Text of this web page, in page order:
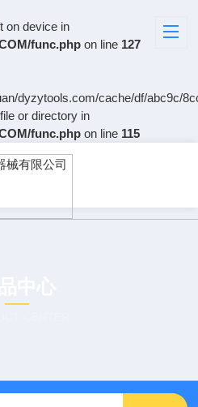
on device in
func.php on line 127
dyzytools.com/cache/df/abc9c/
or directory in
func.php on line 115